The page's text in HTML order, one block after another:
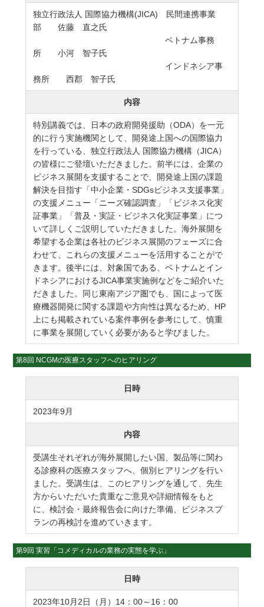
独立行政法人 国際協力機構(JICA) 民間連携事業
部 佐藤 直之氏
ベトナム事務
所 小河 智子氏
インドネシア事
務所 西郡 智子氏
内容
特別講義では、日本の政府開発援助（ODA）を一元
的に行う実施機関として、開発途上国への国際協力
を行っている、独立行政法人 国際協力機構（JICA）
の皆様にご登壇いただきました。前半には、企業の
ビジネス展開を支援することで、開発途上国の課題
解決を目指す「中小企業・SDGsビジネス支援事業」
の支援メニュー「ニーズ確認調査」「ビジネス化実
証事業」「普及・実証・ビジネス化実証事業」につ
いて詳しくご説明していただきました。海外展開を
希望する企業は各社のビジネス展開のフェーズに合
わせて、これらの支援メニューを活用することがで
きます。後半には、対象国である、ベトナムとイン
ドネシアにおけるJICA事業実施例などをご紹介いた
だきました。同じ東南アジア圏でも、国によって医
療機器開発に関する課題や方向性は異なるため、HP
上にも掲載されている案件事例を参考にして、慎重
に事業を展開していく必要があると学びました。
第8回 NCGMの医療スタッフへのヒアリング
日時
2023年9月
内容
受講生それぞれが海外展開したい国、製品等に関わ
る診療科の医療スタッフへ、個別ヒアリングを行い
ました。受講生は、このヒアリングを通して、先生
方からいただいた貴重なご意見や詳細情報をもと
に、検討会・最終報告会に向けた準備、ビジネスプ
ランの再検討を進めていきます。
第9回 実習「コメディカルの業務の実態を学ぶ」
日時
2023年10月2日（月）14：00～16：00